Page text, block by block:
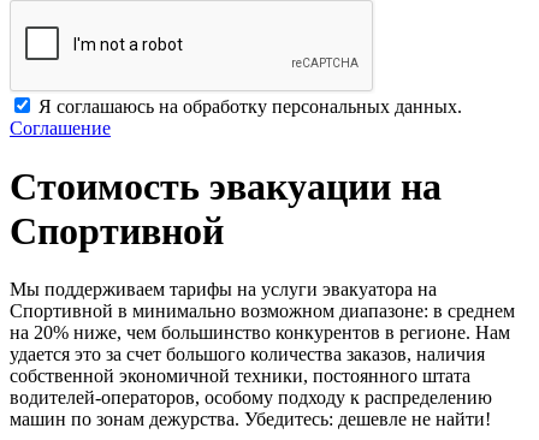
Я соглашаюсь на обработку персональных данных.
Соглашение
Стоимость эвакуации на
Спортивной
Мы поддерживаем тарифы на услуги эвакуатора на
Спортивной в минимально возможном диапазоне: в среднем
на 20% ниже, чем большинство конкурентов в регионе. Нам
удается это за счет большого количества заказов, наличия
собственной экономичной техники, постоянного штата
водителей-операторов, особому подходу к распределению
машин по зонам дежурства. Убедитесь: дешевле не найти!